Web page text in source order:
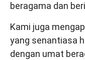
beragama dan
Kami juga
yang senantiasa
dengan umat